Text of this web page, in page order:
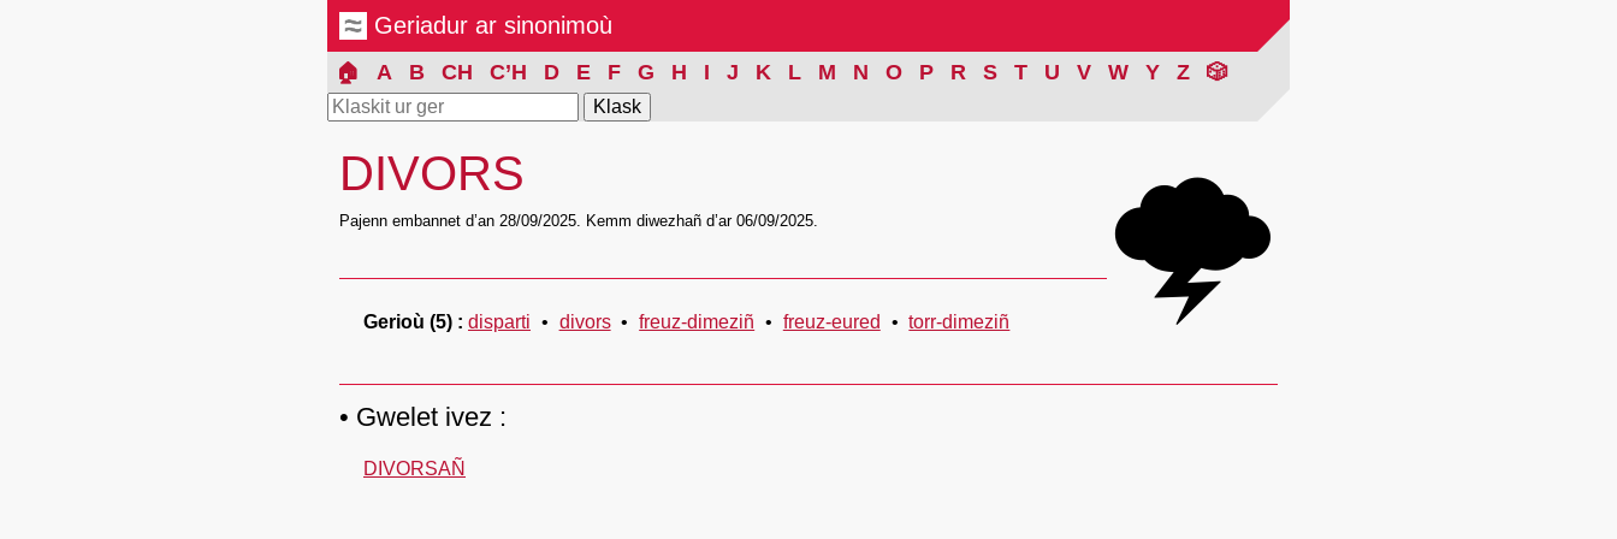
Geriadur ar sinonimoù
🏠 A B CH C’H D E F G H I J K L M N O P R S T U V W Y Z 🎲
🌩
DIVORS
Pajenn embannet d’an 28/09/2025. Kemm diwezhañ d’ar 06/09/2025.
Gerioù (5) disparti divors freuz-dimeziñ freuz-eured torr-dimeziñ
Gwelet ivez :
DIVORSAÑ